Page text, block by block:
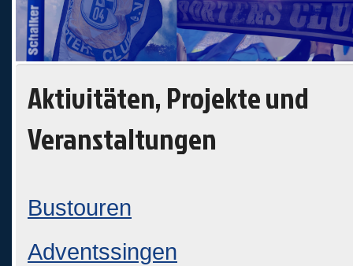
Aktivitäten, Projekte und
Veranstaltungen
Bustouren
Adventssingen